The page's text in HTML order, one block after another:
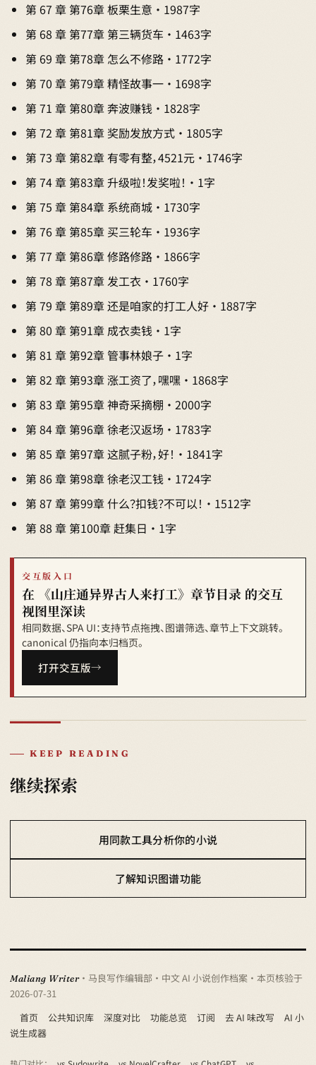
第 67 章 第76章 板栗生意 · 1987字
第 68 章 第77章 第三辆货车 · 1463字
第 69 章 第78章 怎么不修路 · 1772字
第 70 章 第79章 精怪故事一 · 1698字
第 71 章 第80章 奔波赚钱 · 1828字
第 72 章 第81章 奖励发放方式 · 1805字
第 73 章 第82章 有零有整，4521元 · 1746字
第 74 章 第83章 升级啦！发奖啦！ · 1字
第 75 章 第84章 系统商城 · 1730字
第 76 章 第85章 买三轮车 · 1936字
第 77 章 第86章 修路修路 · 1866字
第 78 章 第87章 发工衣 · 1760字
第 79 章 第89章 还是咱家的打工人好 · 1887字
第 80 章 第91章 成衣卖钱 · 1字
第 81 章 第92章 管事林娘子 · 1字
第 82 章 第93章 涨工资了，嘿嘿 · 1868字
第 83 章 第95章 神奇采摘棚 · 2000字
第 84 章 第96章 徐老汉返场 · 1783字
第 85 章 第97章 这腻子粉，好！ · 1841字
第 86 章 第98章 徐老汉工钱 · 1724字
第 87 章 第99章 什么？扣钱？不可以！ · 1512字
第 88 章 第100章 赶集日 · 1字
交互版入口
在 《山庄通异界古人来打工》章节目录 的交互
视图里深读
相同数据、SPA UI：支持节点拖拽、图谱筛选、章节上下文跳转。
canonical 仍指向本归档页。
打开交互版
KEEP READING
继续探索
用同款工具分析你的小说
了解知识图谱功能
Maliang Writer · 马良写作编辑部 · 中文 AI 小说创作档案 · 本页核验于
2026-07-31
首页
公共知识库 深度对比 功能总览 订阅 去 AI 味改写
AI 小
说生成器